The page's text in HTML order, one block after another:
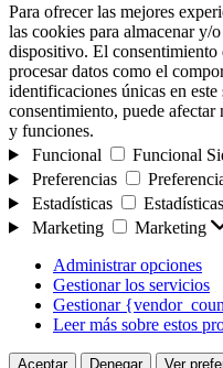
Para ofrecer las mejores
las cookies para almacenar y/
dispositivo. El consentimiento
procesar datos como el
identificaciones únicas en
consentimiento, puede afectar
y funciones.
Funcional
Funcional
Preferencias
Estadísticas
Estadísticas
Marketing
Marketing
Administrar opciones
Gestionar los servicios
Gestionar
Leer más sobre estos
Aceptar Denegar Ver